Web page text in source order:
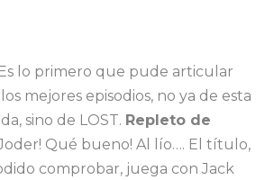
lo primero que pude articular
mejores episodios, no ya de esta
sino de LOST. Repleto de
Qué bueno! Al lío…. El título,
comprobar, juega con Jack